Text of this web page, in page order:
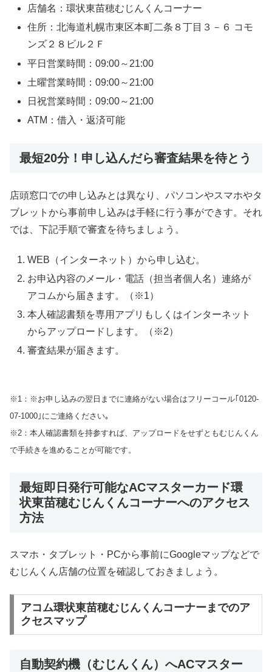
店舗名：環状東苗穂むじんくんコーナー
住所：北海道札幌市東区本町二条８丁目３－６ コモ
ンズ２８ビル２Ｆ
平日営業時間：09:00～21:00
土曜営業時間：09:00～21:00
日祝営業時間：09:00～21:00
ATM：借入・返済可能
最短20分！申し込んだら審査結果を待とう
店頭窓口での申し込みとは異なり、パソコンやスマホやタ
ブレットから事前申し込みは手軽に行う事ができす。それ
では、下記手順で審査を待ちましょう。
WEB（インターネット）から申し込む。
お申込内容のメール・電話（担当者個人名）連絡が
アコムから届きます。（※1）
本人確認書類を専用アプリもしくはインターネット
からアップロードします。（※2）
審査結果が届きます。
※1：※お申し込みの翌日までに連絡がない場合はフリーコール｢0120-
07-1000｣にご連絡ください｡
※2：本人確認書類を持参すれば、アップロードをせずともむじんくん
で手続きを進めることが可能です。
最短即日発行可能なACマスターカード環
状東苗穂むじんくんコーナーへのアクセス
方法
スマホ・タブレット・PCから事前にGoogleマップなどで
むじんくん店舗の位置を確認しておきましょう。
アコム環状東苗穂むじんくんコーナーまでのア
クセスマップ
自動契約機（むじんくん）へACマスター